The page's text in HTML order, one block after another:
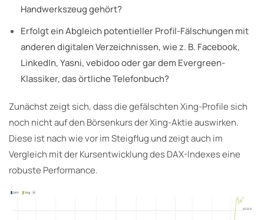
Handwerkszeug gehört?
Erfolgt ein Abgleich potentieller Profil-Fälschungen mit
anderen digitalen Verzeichnissen, wie z. B. Facebook,
LinkedIn, Yasni, vebidoo oder gar dem Evergreen-
Klassiker, das örtliche Telefonbuch?
Zunächst zeigt sich, dass die gefälschten Xing-Profile sich
noch nicht auf den Börsenkurs der Xing-Aktie auswirken.
Diese ist nach wie vor im Steigflug und zeigt auch im
Vergleich mit der Kursentwicklung des DAX-Indexes eine
robuste Performance.